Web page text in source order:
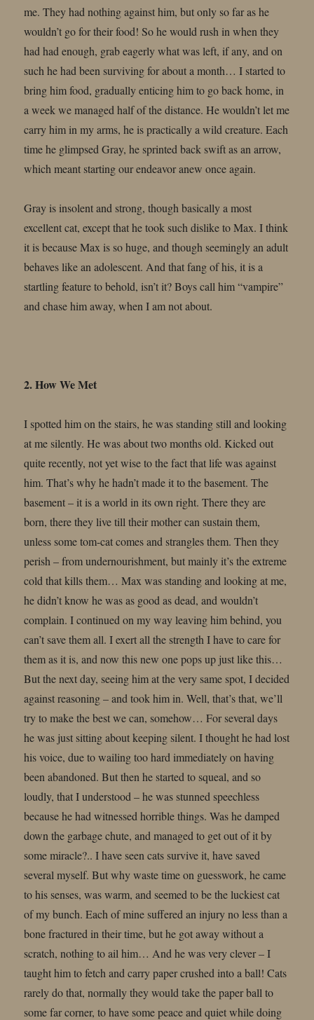
me. They had nothing against him, but only so far as he
wouldn’t go for their food! So he would rush in when they
had had enough, grab eagerly what was left, if any, and on
such he had been surviving for about a month… I started to
bring him food, gradually enticing him to go back home, in
a week we managed half of the distance. He wouldn’t let me
carry him in my arms, he is practically a wild creature. Each
time he glimpsed Gray, he sprinted back swift as an arrow,
which meant starting our endeavor anew once again.
Gray is insolent and strong, though basically a most
excellent cat, except that he took such dislike to Max. I think
it is because Max is so huge, and though seemingly an adult
behaves like an adolescent. And that fang of his, it is a
startling feature to behold, isn’t it? Boys call him “vampire”
and chase him away, when I am not about.
2. How We Met
I spotted him on the stairs, he was standing still and looking
at me silently. He was about two months old. Kicked out
quite recently, not yet wise to the fact that life was against
him. That’s why he hadn’t made it to the basement. The
basement – it is a world in its own right. There they are
born, there they live till their mother can sustain them,
unless some tom-cat comes and strangles them. Then they
perish – from undernourishment, but mainly it’s the extreme
cold that kills them… Max was standing and looking at me,
he didn’t know he was as good as dead, and wouldn’t
complain. I continued on my way leaving him behind, you
can’t save them all. I exert all the strength I have to care for
them as it is, and now this new one pops up just like this…
But the next day, seeing him at the very same spot, I decided
against reasoning – and took him in. Well, that’s that, we’ll
try to make the best we can, somehow… For several days
he was just sitting about keeping silent. I thought he had lost
his voice, due to wailing too hard immediately on having
been abandoned. But then he started to squeal, and so
loudly, that I understood – he was stunned speechless
because he had witnessed horrible things. Was he damped
down the garbage chute, and managed to get out of it by
some miracle?.. I have seen cats survive it, have saved
several myself. But why waste time on guesswork, he came
to his senses, was warm, and seemed to be the luckiest cat
of my bunch. Each of mine suffered an injury no less than a
bone fractured in their time, but he got away without a
scratch, nothing to ail him… And he was very clever – I
taught him to fetch and carry paper crushed into a ball! Cats
rarely do that, normally they would take the paper ball to
some far corner, to have some peace and quiet while doing